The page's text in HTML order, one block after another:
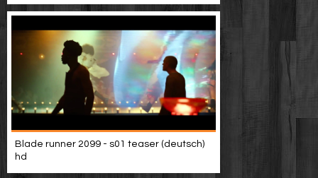
Blade runner 2099 - s01 teaser (deutsch)
hd